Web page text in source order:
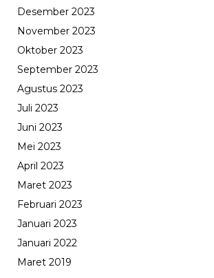
Desember 2023
November 2023
Oktober 2023
September 2023
Agustus 2023
Juli 2023
Juni 2023
Mei 2023
April 2023
Maret 2023
Februari 2023
Januari 2023
Januari 2022
Maret 2019